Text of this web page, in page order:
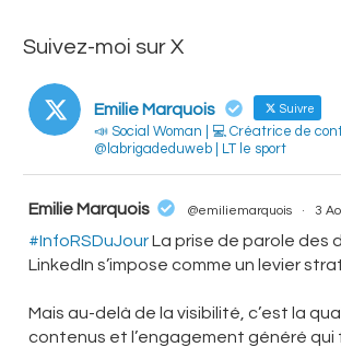
Suivez-moi sur X
Emilie Marquois Suivre
📣 Social Woman | 💻 Créatrice de
@labrigadeduweb | LT le sport
Emilie Marquois @emiliemarquois · 3
#InfoRSDuJourLa prise de parole des
LinkedIn s’impose comme un levier
Mais au-delà de la visibilité, c’est la
contenus et l’engagement généré qui